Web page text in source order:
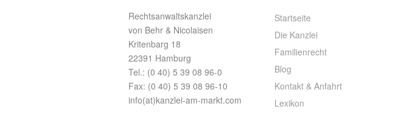
Rechtsanwaltskanzlei
von Behr & Nicolaisen
Kritenbarg 18
22391 Hamburg
Tel.: (0 40) 5 39 08 96-0
Fax: (0 40) 5 39 08 96-10
info(at)kanzlei-am-markt.com
Startseite
Die Kanzlei
Familienrecht
Blog
Kontakt & Anfahrt
Lexikon